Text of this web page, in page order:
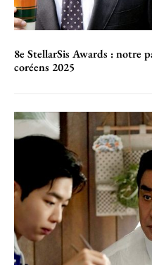
8e StellarSis Awards : notre
coréens 2025